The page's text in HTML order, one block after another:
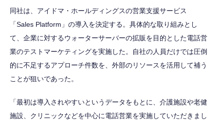
同社は、アイドマ・ホールディングスの営業支援サービス
「Sales Platform」の導入を決定する。具体的な取り組みとし
て、企業に対するウォーターサーバーの拡販を目的とした電話営
業のテストマーケティングを実施した。自社の人員だけでは圧倒
的に不足するアプローチ件数を、外部のリソースを活用して補う
ことが狙いであった。
「最初は導入されやすいというデータをもとに、介護施設や老健
施設、クリニックなどを中心に電話営業を実施していただきまし